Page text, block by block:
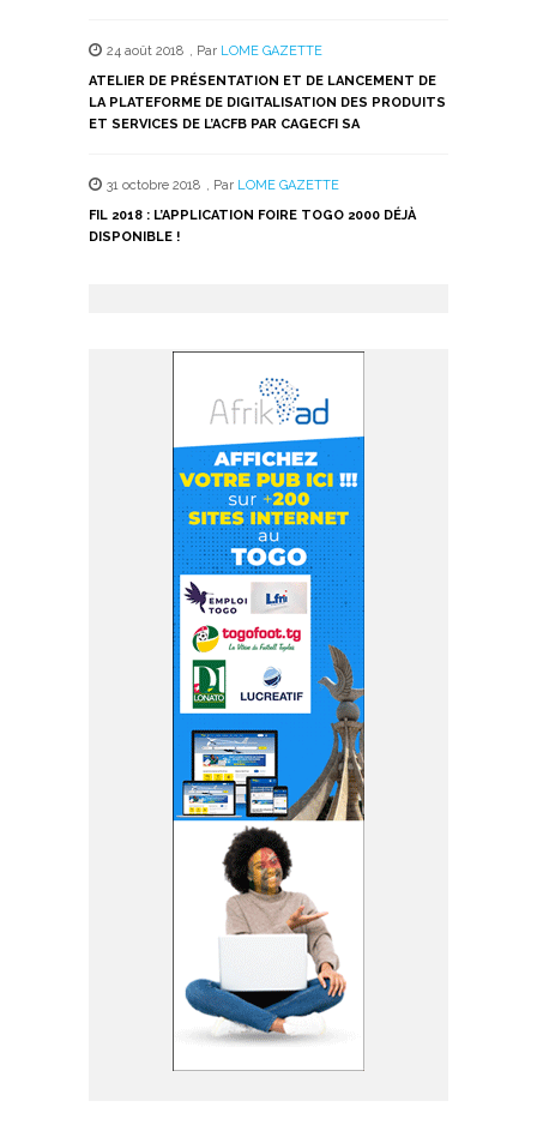
24 août 2018 , Par LOME GAZETTE
ATELIER DE PRÉSENTATION ET DE LANCEMENT DE
LA PLATEFORME DE DIGITALISATION DES PRODUITS
ET SERVICES DE L’ACFB PAR CAGECFI SA
31 octobre 2018 , Par LOME GAZETTE
FIL 2018 : L’APPLICATION FOIRE TOGO 2000 DÉJÀ
DISPONIBLE !